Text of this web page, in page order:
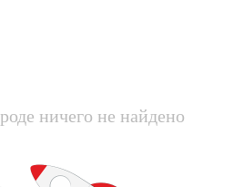
ничего не найдено